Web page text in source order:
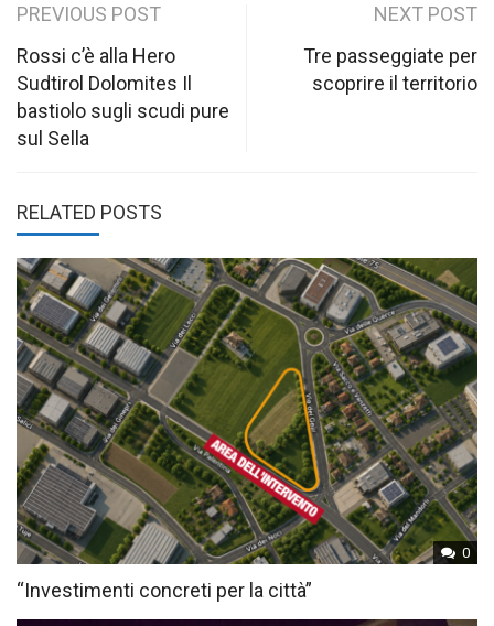
Post
navigation
PREVIOUS POST
Rossi c’è alla Hero
Sudtirol Dolomites Il
bastiolo sugli scudi pure
sul Sella
NEXT POST
Tre passeggiate per
scoprire il territorio
RELATED POSTS
0
“Investimenti concreti per la città”